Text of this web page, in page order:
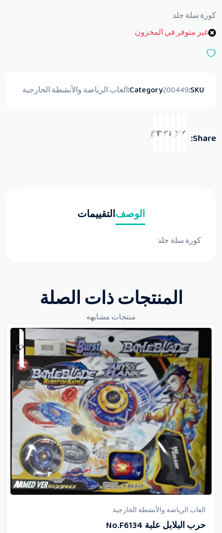
ي
م
ن
كورة سلة جلد
غير متوفر في المخزون
SKU:
200449
Category: العاب الرياضة والأنشطة الخارجية
Share:
الوصفالتقييمات
كورة سلة جلد
المنتجات ذات الصلة
منتجات مشابهه
العاب الرياضة والأنشطة الخارجية
حرب البلابل علبة No.F6134